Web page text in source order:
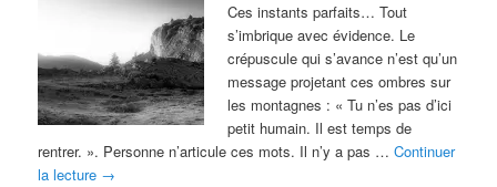
Ces instants parfaits… Tout
s’imbrique avec évidence. Le
crépuscule qui s’avance n’est qu’un
message projetant ces ombres sur
les montagnes : « Tu n’es pas d’ici
petit humain. Il est temps de
rentrer. ». Personne n’articule ces mots. Il n’y a pas …Continuer
la lecture →